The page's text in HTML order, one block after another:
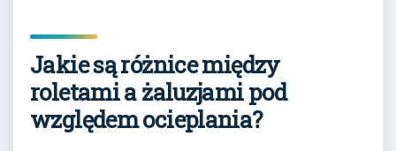
Jakie są różnice między
roletami a żaluzjami pod
względem ocieplania?